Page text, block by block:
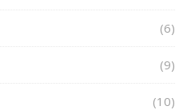
(6)
(9)
(10)